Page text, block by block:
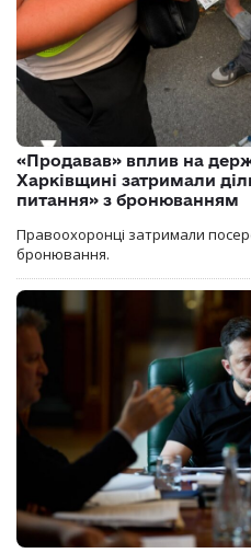
«Продавав» вплив на
Харківщині затримали
питання» з бронюванням
Правоохоронці затримали
бронювання.